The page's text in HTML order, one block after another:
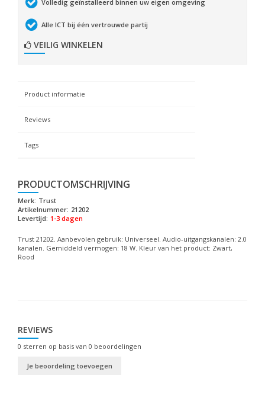
Volledig geïnstalleerd binnen uw eigen omgeving
Alle ICT bij één vertrouwde partij
VEILIG WINKELEN
Product informatie
Reviews
Tags
PRODUCTOMSCHRIJVING
Merk: Trust
Artikelnummer: 21202
Levertijd: 1-3 dagen
Trust 21202. Aanbevolen gebruik: Universeel. Audio-uitgangskanalen: 2.0
kanalen. Gemiddeld vermogen: 18 W. Kleur van het product: Zwart,
Rood
REVIEWS
0 sterren op basis van 0 beoordelingen
Je beoordeling toevoegen